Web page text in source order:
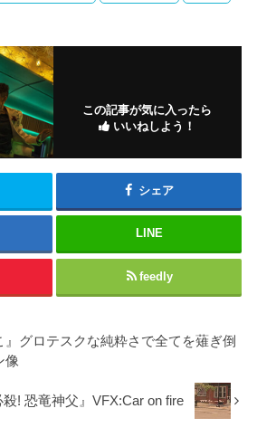
この記事が気に入ったら
いいねしよう！
シェア
LINE
feedly
』グロテスクな純粋さで全てを薙ぎ倒
像
殺! 恐竜神父』VFX:Car on fire